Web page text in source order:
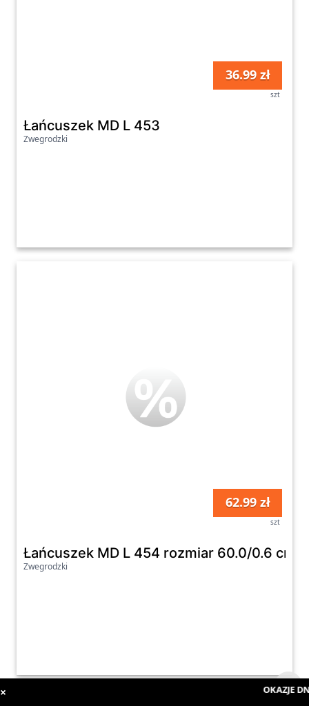
36.99 zł
szt
Łańcuszek MD L 453
Zwegrodzki
62.99 zł
szt
Łańcuszek MD L 454 rozmiar 60.0/0.6 cm
Zwegrodzki
× OKAZJE